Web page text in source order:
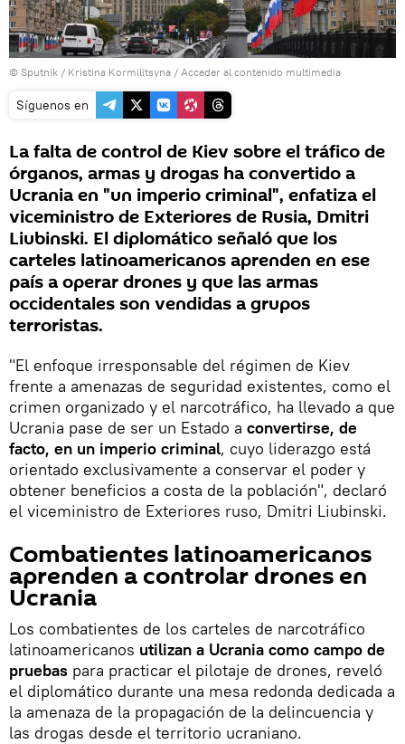
© Sputnik / Kristina Kormilitsyna / Acceder al contenido multimedia
Síguenos en
La falta de control de Kiev sobre el tráfico de
órganos, armas y drogas ha convertido a
Ucrania en "un imperio criminal", enfatiza el
viceministro de Exteriores de Rusia, Dmitri
Liubinski. El diplomático señaló que los
carteles latinoamericanos aprenden en ese
país a operar drones y que las armas
occidentales son vendidas a grupos
terroristas.
"El enfoque irresponsable del régimen de Kiev
frente a amenazas de seguridad existentes, como el
crimen organizado y el narcotráfico, ha llevado a que
Ucrania pase de ser un Estado a convertirse, de
facto, en un imperio criminal, cuyo liderazgo está
orientado exclusivamente a conservar el poder y
obtener beneficios a costa de la población", declaró
el viceministro de Exteriores ruso, Dmitri Liubinski.
Combatientes latinoamericanos
aprenden a controlar drones en
Ucrania
Los combatientes de los carteles de narcotráfico
latinoamericanos utilizan a Ucrania como campo de
pruebas para practicar el pilotaje de drones, reveló
el diplomático durante una mesa redonda dedicada a
la amenaza de la propagación de la delincuencia y
las drogas desde el territorio ucraniano.